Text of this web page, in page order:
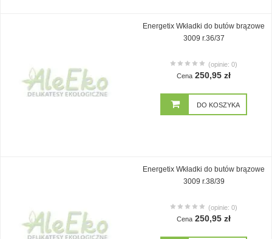
Energetix Wkładki do butów brązowe
3009 r.36/37
(opinie: 0)
Cena 250,95 zł
DO KOSZYKA
Energetix Wkładki do butów brązowe
3009 r.38/39
(opinie: 0)
Cena 250,95 zł